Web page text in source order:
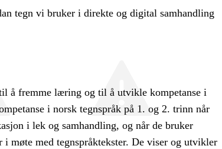
tegn vi bruker i direkte og digital samhandling
å fremme læring og til å utvikle kompetanse i
i norsk tegnspråk på 1. og 2. trinn når
i lek og samhandling, og når de bruker
i møte med tegnspråktekster. De viser og utvikler